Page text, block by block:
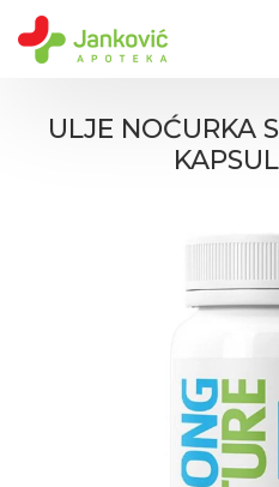
ULJE NOĆURKA